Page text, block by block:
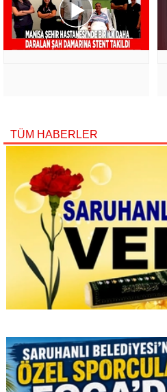
TÜM HABERLER